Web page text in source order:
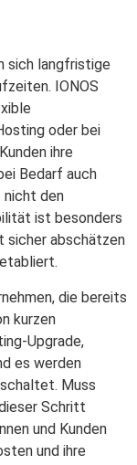
sich langfristige
IONOS
oder bei
ihre
Bedarf auch
den
ist besonders
sicher abschätzen
die bereits
kurzen
Upgrade,
es werden
Muss
Schritt
und Kunden
und ihre